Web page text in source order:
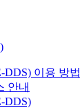
DDS) 이용 방법
안내
DDS)